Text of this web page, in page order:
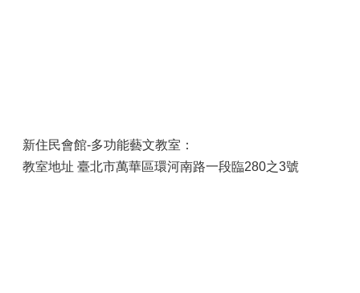
新住民會館-多功能藝文教室：
教室地址 臺北市萬華區環河南路一段臨280之3號